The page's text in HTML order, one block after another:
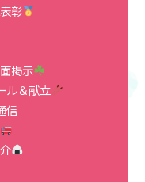
彰
掲示
ル＆献立
信